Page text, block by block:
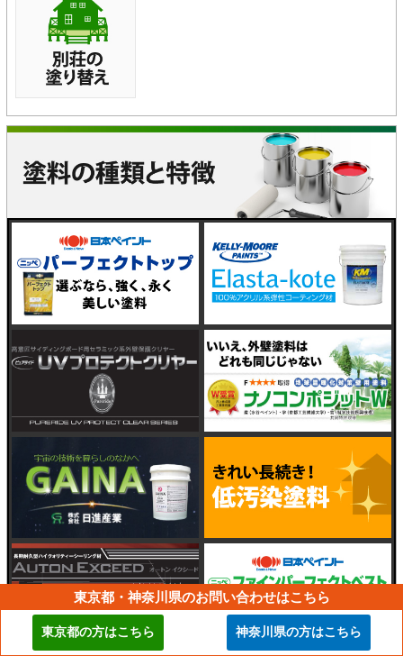
東京都・神奈川県のお問い合わせはこちら
東京都の方はこちら 神奈川県の方はこちら